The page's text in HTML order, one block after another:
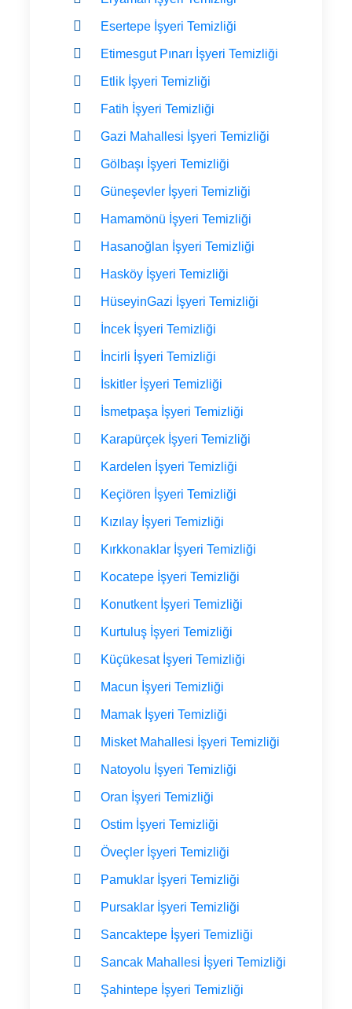
Esertepe İşyeri Temizliği
Etimesgut Pınarı İşyeri Temizliği
Etlik İşyeri Temizliği
Fatih İşyeri Temizliği
Gazi Mahallesi İşyeri Temizliği
Gölbaşı İşyeri Temizliği
Güneşevler İşyeri Temizliği
Hamamönü İşyeri Temizliği
Hasanoğlan İşyeri Temizliği
Hasköy İşyeri Temizliği
HüseyinGazi İşyeri Temizliği
İncek İşyeri Temizliği
İncirli İşyeri Temizliği
İskitler İşyeri Temizliği
İsmetpaşa İşyeri Temizliği
Karapürçek İşyeri Temizliği
Kardelen İşyeri Temizliği
Keçiören İşyeri Temizliği
Kızılay İşyeri Temizliği
Kırkkonaklar İşyeri Temizliği
Kocatepe İşyeri Temizliği
Konutkent İşyeri Temizliği
Kurtuluş İşyeri Temizliği
Küçükesat İşyeri Temizliği
Macun İşyeri Temizliği
Mamak İşyeri Temizliği
Misket Mahallesi İşyeri Temizliği
Natoyolu İşyeri Temizliği
Oran İşyeri Temizliği
Ostim İşyeri Temizliği
Öveçler İşyeri Temizliği
Pamuklar İşyeri Temizliği
Pursaklar İşyeri Temizliği
Sancaktepe İşyeri Temizliği
Sancak Mahallesi İşyeri Temizliği
Şahintepe İşyeri Temizliği